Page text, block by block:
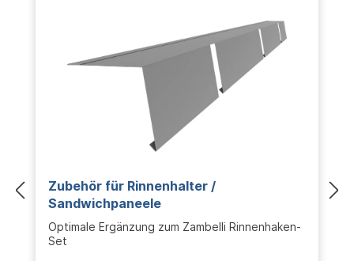
Zubehör für Rinnenhalter /
Sandwichpaneele
Optimale Ergänzung zum Zambelli Rinnenhaken-
Set